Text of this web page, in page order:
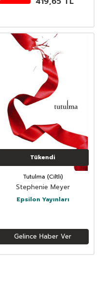
Tükendi
Tutulma (Ciltli)
Stephenie Meyer
Epsilon Yayınları
Gelince Haber Ver